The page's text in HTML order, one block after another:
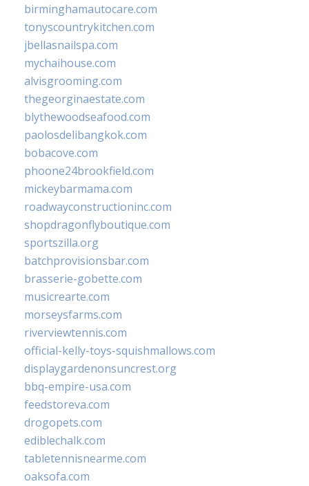
birminghamautocare.com
tonyscountrykitchen.com
jbellasnailspa.com
mychaihouse.com
alvisgrooming.com
thegeorginaestate.com
blythewoodseafood.com
paolosdelibangkok.com
bobacove.com
phoone24brookfield.com
mickeybarmama.com
roadwayconstructioninc.com
shopdragonflyboutique.com
sportszilla.org
batchprovisionsbar.com
brasserie-gobette.com
musicrearte.com
morseysfarms.com
riverviewtennis.com
official-kelly-toys-squishmallows.com
displaygardenonsuncrest.org
bbq-empire-usa.com
feedstoreva.com
drogopets.com
ediblechalk.com
tabletennisnearme.com
oaksofa.com